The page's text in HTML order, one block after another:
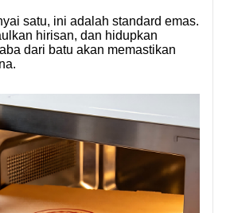
satu, ini adalah standard emas.
hirisan, dan hidupkan
dari batu akan memastikan